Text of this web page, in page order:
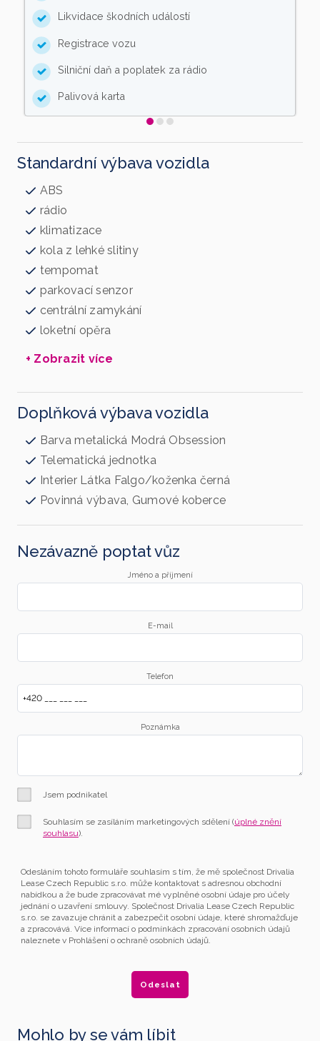
Likvidace škodních událostí
Registrace vozu
Silniční daň a poplatek za rádio
Palivová karta
Standardní výbava vozidla
ABS
rádio
klimatizace
kola z lehké slitiny
tempomat
parkovací senzor
centrální zamykání
loketní opěra
+ Zobrazit více
Doplňková výbava vozidla
Barva metalická Modrá Obsession
Telematická jednotka
Interier Látka Falgo/koženka černá
Povinná výbava, Gumové koberce
Nezávazně poptat vůz
Jméno a příjmení
E-mail
Telefon
Poznámka
Jsem podnikatel
Souhlasím se zasíláním marketingových sdělení (úplné znění
souhlasu).
Odesláním tohoto formuláře souhlasím s tím, že mě společnost Drivalia
Lease Czech Republic s.r.o. může kontaktovat s adresnou obchodní
nabídkou a že bude zpracovávat mé vyplněné osobní údaje pro účely
jednání o uzavření smlouvy. Společnost Drivalia Lease Czech Republic
s.r.o. se zavazuje chránit a zabezpečit osobní údaje, které shromažďuje
a zpracovává. Více informací o podmínkách zpracování osobních údajů
naleznete v Prohlášení o ochraně osobních údajů.
Mohlo by se vám líbit